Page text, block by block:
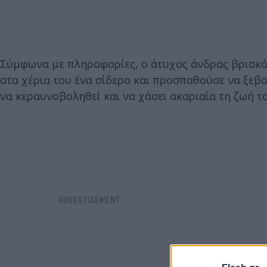
Σύμφωνα με πληροφορίες, ο άτυχος άνδρας
στα χέρια του ένα σίδερο και προσπαθούσε να
να κεραυνοβοληθεί και να χάσει ακαριαία τη ζωή